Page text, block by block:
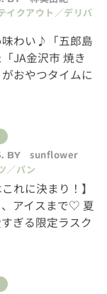
クアウト／デリバ
わい♪「五郎島
JA金沢市 焼き
おやつタイムに
BY
sunflower
／パン
れに決まり！】
アイスまで♡ 夏
ぎる限定ラスク